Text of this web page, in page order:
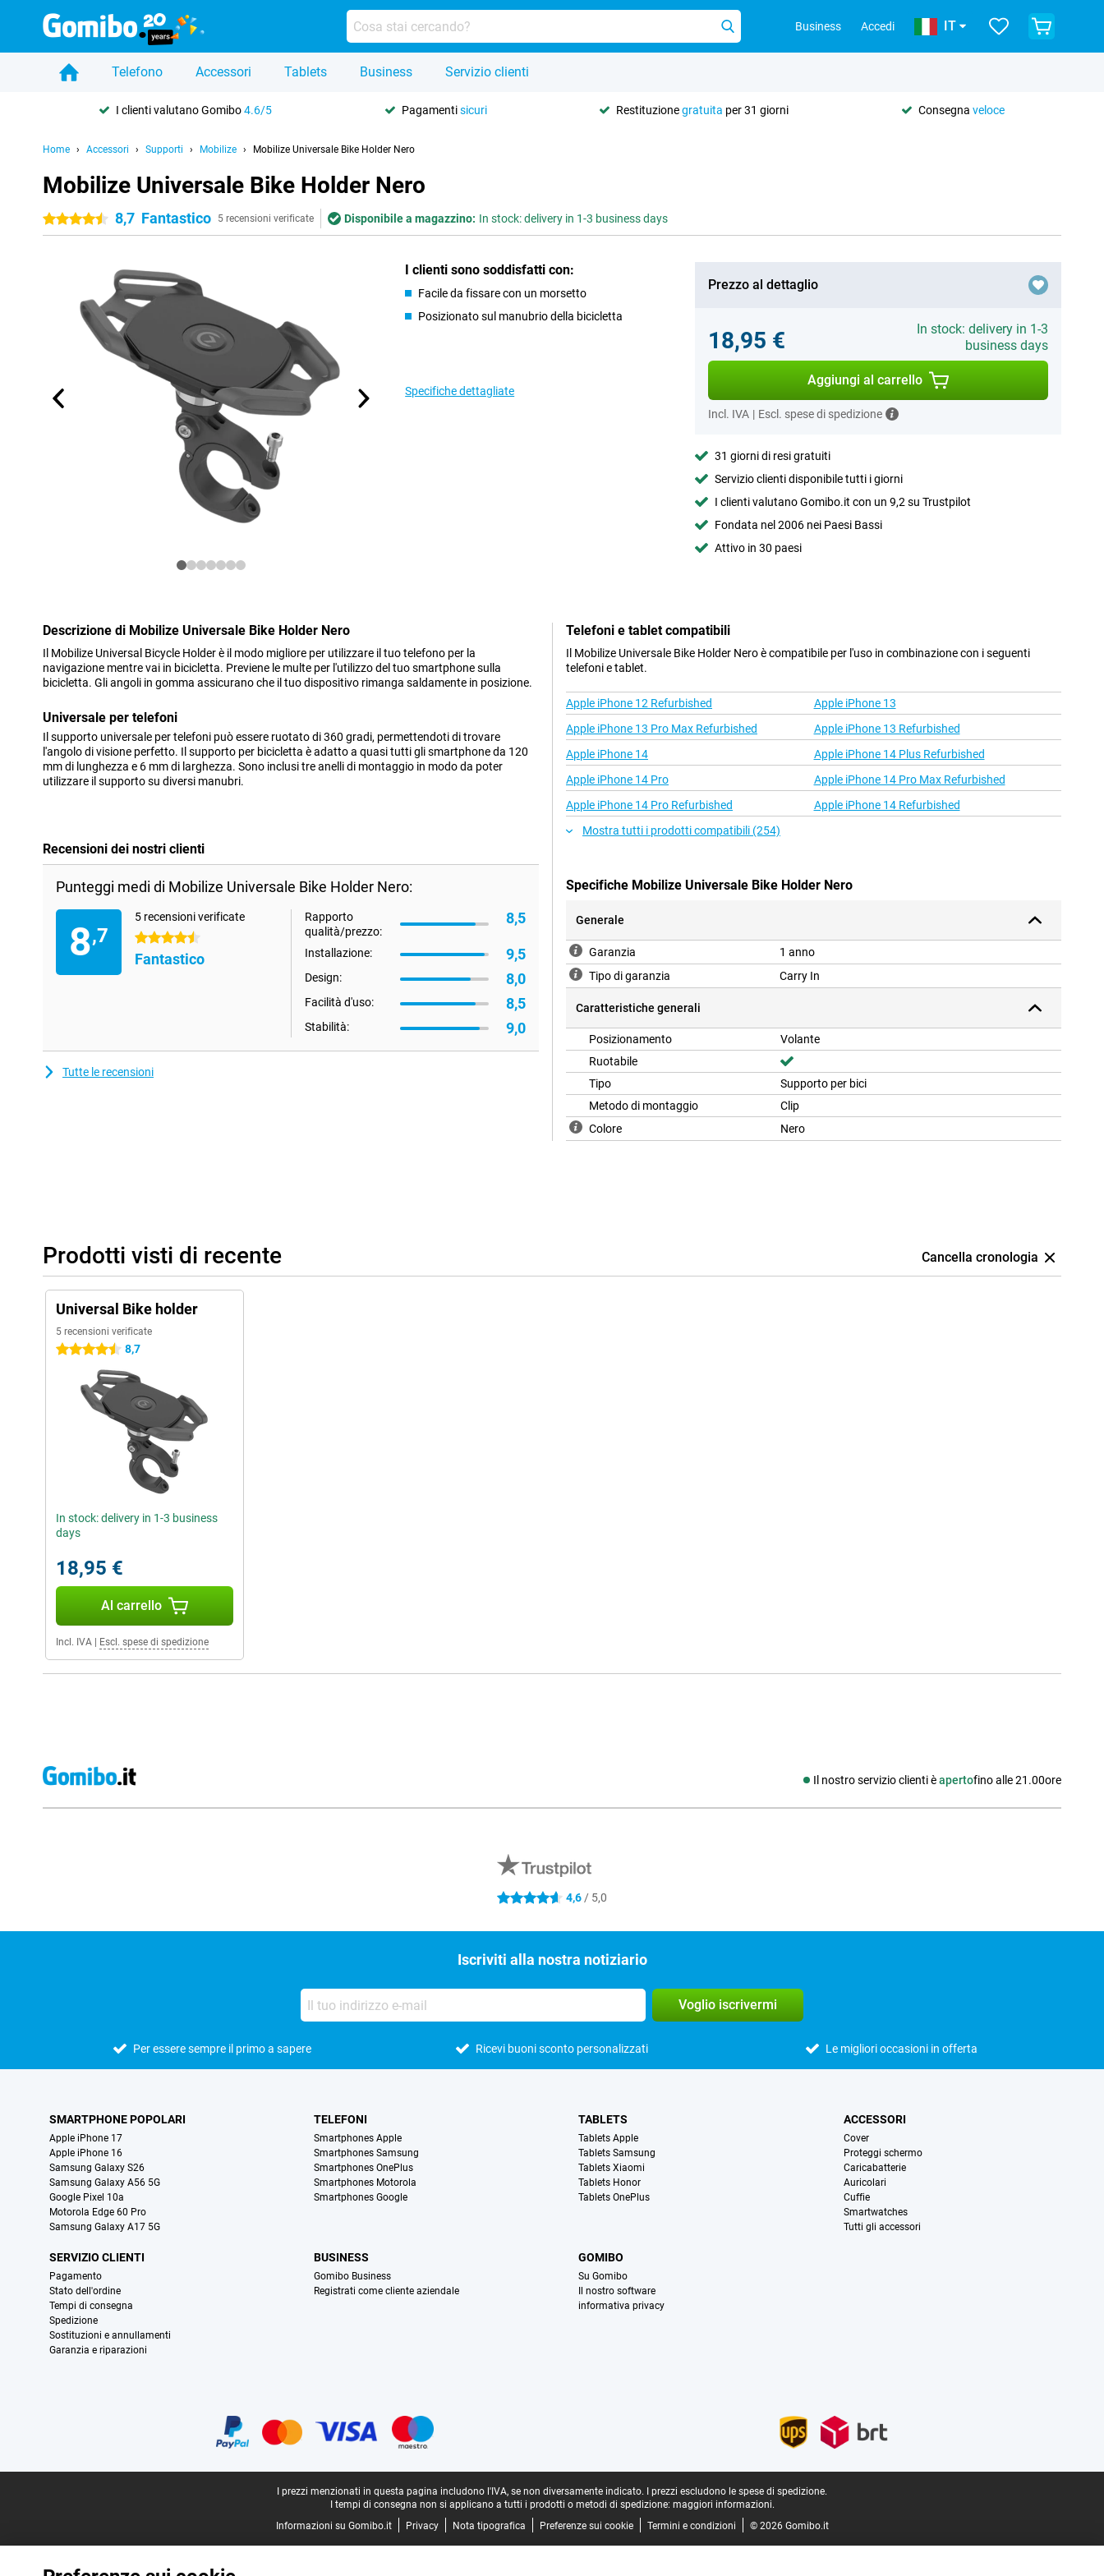
Business Accedi IT
Telefono Accessori Tablets Business Servizio clienti
I clienti valutano Gomibo4.6/5 Pagamentisicuri Restituzionegratuita per 31 giorni Consegnaveloce
Home Accessori Supporti Mobilize Mobilize Universale Bike Holder Nero
Mobilize Universale Bike Holder Nero
4.5 stelle8,7 Fantastico 5 recensioni verificate Disponibile a magazzino: In stock: delivery in 1-3 business days
I clienti sono soddisfatti con:
Facile da fissare con un morsetto
Posizionato sul manubrio della bicicletta
Specifiche dettagliate
Prezzo al dettaglio
18,95 €
In stock: delivery in 1-3
business days
Aggiungi al carrello
Incl. IVA | Escl. spese di spedizione
31 giorni di resi gratuiti
Servizio clienti disponibile tutti i giorni
I clienti valutano Gomibo.it con un 9,2 su Trustpilot
Fondata nel 2006 nei Paesi Bassi
Attivo in 30 paesi
Descrizione di Mobilize Universale Bike Holder Nero
Il Mobilize Universal Bicycle Holder è il modo migliore per utilizzare il tuo telefono per la
navigazione mentre vai in bicicletta. Previene le multe per l'utilizzo del tuo smartphone sulla
bicicletta. Gli angoli in gomma assicurano che il tuo dispositivo rimanga saldamente in posizione.
Universale per telefoni
Il supporto universale per telefoni può essere ruotato di 360 gradi, permettendoti di trovare
l'angolo di visione perfetto. Il supporto per bicicletta è adatto a quasi tutti gli smartphone da 120
mm di lunghezza e 6 mm di larghezza. Sono inclusi tre anelli di montaggio in modo da poter
utilizzare il supporto su diversi manubri.
Recensioni dei nostri clienti
Punteggi medi di Mobilize Universale Bike Holder Nero:
8,7
5 recensioni verificate
4.5 stelle
Fantastico
Rapporto
qualità/prezzo:
8,5
Installazione: 9,5
Design: 8,0
Facilità d'uso: 8,5
Stabilità: 9,0
Tutte le recensioni
Telefoni e tablet compatibili
Il Mobilize Universale Bike Holder Nero è compatibile per l'uso in combinazione con i seguenti
telefoni e tablet.
Apple iPhone 12 Refurbished
Apple iPhone 13
Apple iPhone 13 Pro Max Refurbished
Apple iPhone 13 Refurbished
Apple iPhone 14
Apple iPhone 14 Plus Refurbished
Apple iPhone 14 Pro
Apple iPhone 14 Pro Max Refurbished
Apple iPhone 14 Pro Refurbished
Apple iPhone 14 Refurbished
Mostra tutti i prodotti compatibili (254)
Specifiche Mobilize Universale Bike Holder Nero
Generale
Garanzia
1 anno
Tipo di garanzia
Carry In
Caratteristiche generali
Posizionamento
Volante
Ruotabile
Tipo
Supporto per bici
Metodo di montaggio
Clip
Colore
Nero
Prodotti visti di recente Cancella cronologia
Universal Bike holder
5 recensioni verificate
4.5 stelle 8,7
In stock: delivery in 1-3 business
days
18,95 €
Al carrello
Incl. IVA Escl. spese di spedizione
Il nostro servizio clienti èapertofino alle 21.00ore
Social media
4.6 stelle 4,6 / 5,0
Iscriviti alla nostra notiziario
Voglio iscrivermi
Per essere sempre il primo a sapere Ricevi buoni sconto personalizzati Le migliori occasioni in offerta
SMARTPHONE POPOLARI
Apple iPhone 17
Apple iPhone 16
Samsung Galaxy S26
Samsung Galaxy A56 5G
Google Pixel 10a
Motorola Edge 60 Pro
Samsung Galaxy A17 5G
TELEFONI
Smartphones Apple
Smartphones Samsung
Smartphones OnePlus
Smartphones Motorola
Smartphones Google
TABLETS
Tablets Apple
Tablets Samsung
Tablets Xiaomi
Tablets Honor
Tablets OnePlus
ACCESSORI
Cover
Proteggi schermo
Caricabatterie
Auricolari
Cuffie
Smartwatches
Tutti gli accessori
SERVIZIO CLIENTI
Pagamento
Stato dell'ordine
Tempi di consegna
Spedizione
Sostituzioni e annullamenti
Garanzia e riparazioni
BUSINESS
Gomibo Business
Registrati come cliente aziendale
GOMIBO
Su Gomibo
Il nostro software
informativa privacy
I prezzi menzionati in questa pagina includono l'IVA, se non diversamente indicato.
I prezzi escludono le spese di spedizione.
I tempi di consegna non si applicano a tutti i prodotti o metodi di spedizione: maggiori informazioni.
Informazioni su Gomibo.it
Privacy Nota tipografica Preferenze sui cookie Termini e condizioni © 2026 Gomibo.it